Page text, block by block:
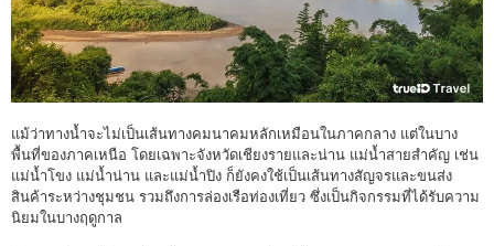
แม้ว่าทางน้ำจะไม่เป็นเส้นทางคมนาคมหลักเหมือนในภาคกลาง แต่ในบาง
พื้นที่ของภาคเหนือ โดยเฉพาะจังหวัดเชียงรายและน่าน แม่น้ำสายสำคัญ เช่น
แม่น้ำโขง แม่น้ำน่าน และแม่น้ำปิง ก็ยังคงใช้เป็นเส้นทางสัญจรและขนส่ง
สินค้าระหว่างชุมชน รวมถึงการล่องเรือท่องเที่ยว ซึ่งเป็นกิจกรรมที่ได้รับความ
นิยมในบางฤดูกาล